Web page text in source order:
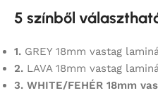
5 színből
1. GREY 18mm vastag
2. LAVA 18mm vastag
3. WHITE/FEHÉR 18mm